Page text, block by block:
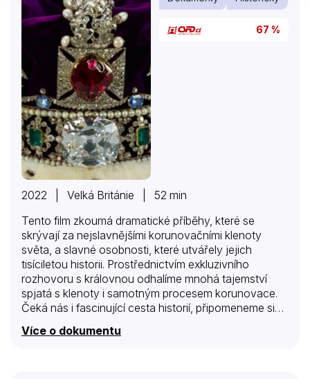
67 %
2022 | Velká Británie | 52 min
Tento film zkoumá dramatické příběhy, které se
skrývají za nejslavnějšími korunovačními klenoty
světa, a slavné osobnosti, které utvářely jejich
tisíciletou historii. Prostřednictvím exkluzivního
rozhovoru s královnou odhalíme mnohá tajemství
spjatá s klenoty i samotným procesem korunovace.
Čeká nás i fascinující cesta historií, připomeneme si
normanského dobytí před tisíci lety až po
Více o dokumentu